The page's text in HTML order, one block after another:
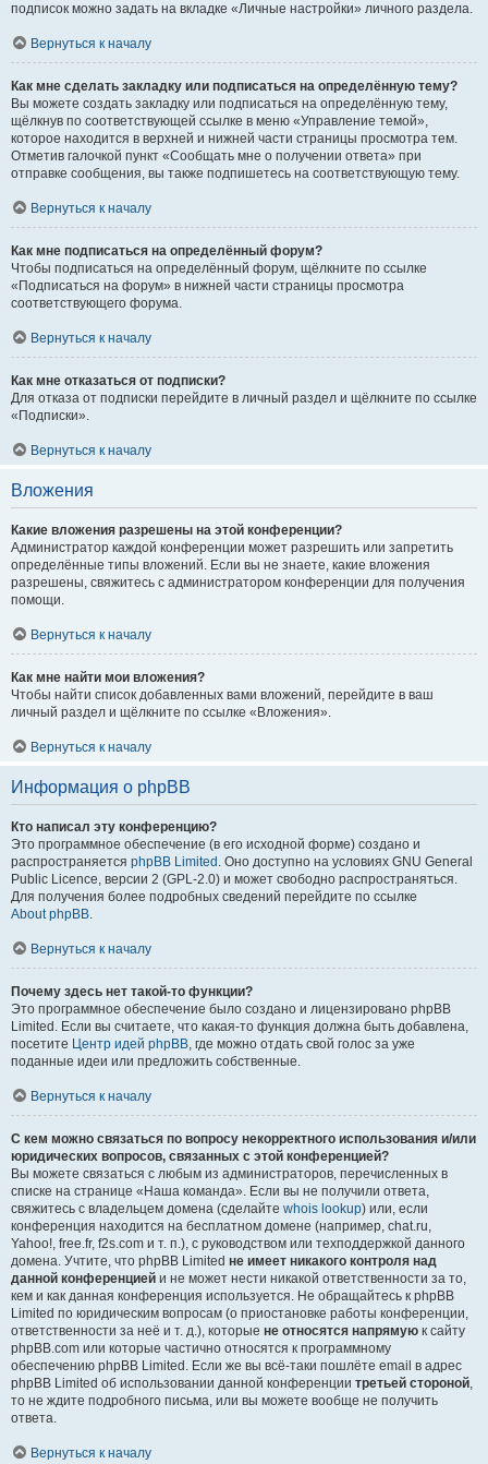
подписок можно задать на вкладке «Личные настройки» личного раздела.
Вернуться к началу
Как мне сделать закладку или подписаться на определённую тему?
Вы можете создать закладку или подписаться на определённую тему,
щёлкнув по соответствующей ссылке в меню «Управление темой»,
которое находится в верхней и нижней части страницы просмотра тем.
Отметив галочкой пункт «Сообщать мне о получении ответа» при
отправке сообщения, вы также подпишетесь на соответствующую тему.
Вернуться к началу
Как мне подписаться на определённый форум?
Чтобы подписаться на определённый форум, щёлкните по ссылке
«Подписаться на форум» в нижней части страницы просмотра
соответствующего форума.
Вернуться к началу
Как мне отказаться от подписки?
Для отказа от подписки перейдите в личный раздел и щёлкните по ссылке
«Подписки».
Вернуться к началу
Вложения
Какие вложения разрешены на этой конференции?
Администратор каждой конференции может разрешить или запретить
определённые типы вложений. Если вы не знаете, какие вложения
разрешены, свяжитесь с администратором конференции для получения
помощи.
Вернуться к началу
Как мне найти мои вложения?
Чтобы найти список добавленных вами вложений, перейдите в ваш
личный раздел и щёлкните по ссылке «Вложения».
Вернуться к началу
Информация о phpBB
Кто написал эту конференцию?
Это программное обеспечение (в его исходной форме) создано и
распространяется phpBB Limited . Оно доступно на условиях GNU General
Public Licence, версии 2 (GPL-2.0) и может свободно распространяться.
Для получения более подробных сведений перейдите по ссылке
About phpBB.
Вернуться к началу
Почему здесь нет такой-то функции?
Это программное обеспечение было создано и лицензировано phpBB
Limited. Если вы считаете, что какая-то функция должна быть добавлена,
посетите Центр идей phpBB, где можно отдать свой голос за уже
поданные идеи или предложить собственные.
Вернуться к началу
С кем можно связаться по вопросу некорректного использования и/или
юридических вопросов, связанных с этой конференцией?
Вы можете связаться с любым из администраторов, перечисленных в
списке на странице «Наша команда». Если вы не получили ответа,
свяжитесь с владельцем домена (сделайте whois lookup) или, если
конференция находится на бесплатном домене (например, chat.ru,
Yahoo!, free.fr, f2s.com и т. п.), с руководством или техподдержкой данного
домена. Учтите, что phpBB Limited не имеет никакого контроля над
данной конференцией и не может нести никакой ответственности за то,
кем и как данная конференция используется. Не обращайтесь к phpBB
Limited по юридическим вопросам (о приостановке работы конференции,
ответственности за неё и т. д.), которые не относятся напрямую к сайту
phpBB.com или которые частично относятся к программному
обеспечению phpBB Limited. Если же вы всё-таки пошлёте email в адрес
phpBB Limited об использовании данной конференции третьей стороной,
то не ждите подробного письма, или вы можете вообще не получить
ответа.
Вернуться к началу